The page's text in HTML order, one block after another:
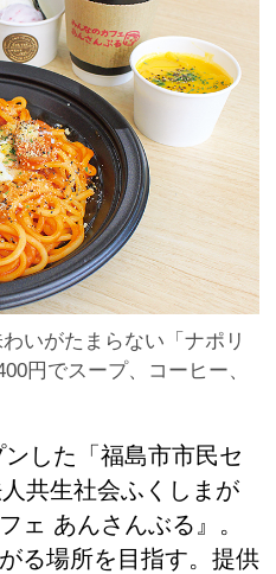
いがたまらない「ナポリ
円でスープ、コーヒー、
した「福島市市民セ
共生社会ふくしまが
ェ あんさんぶる』。
る場所を目指す。提供